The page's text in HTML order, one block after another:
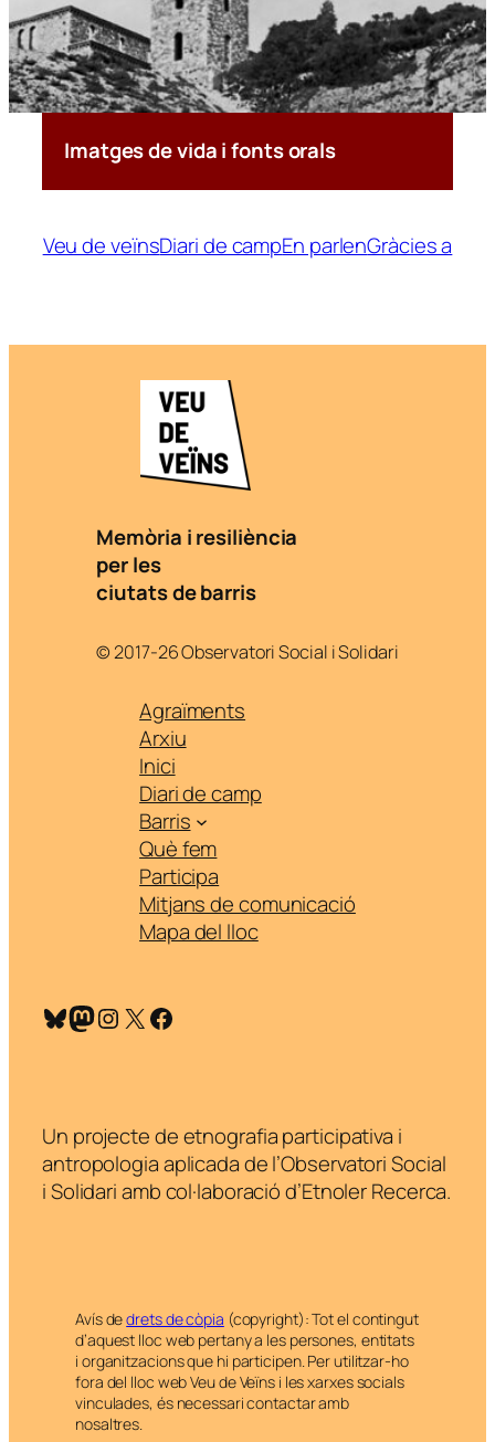
Campanar de Sant Salvador, 1961 / Joan Canudas
Covadonga
Sabadell
Imatges de vida i fonts orals
Veu de veïnsDiari de campEn parlenGràcies a
Memòria i resiliència
per les
ciutats de barris
© 2017-26 Observatori Social i Solidari
Agraïments
Arxiu
Inici
Diari de camp
Barris
Què fem
Participa
Mitjans de comunicació
Mapa del lloc
Bluesky Mastodon Instagram X Facebook
Un projecte de etnografia participativa i
antropologia aplicada de l’Observatori Social
i Solidari amb col·laboració d’Etnoler Recerca.
Avís dedrets de còpia (copyright): Tot el contingut
d’aquest lloc web pertany a les persones, entitats
i organitzacions que hi participen. Per utilitzar-ho
fora del lloc web Veu de Veïns i les xarxes socials
vinculades, és necessari contactar amb
nosaltres.